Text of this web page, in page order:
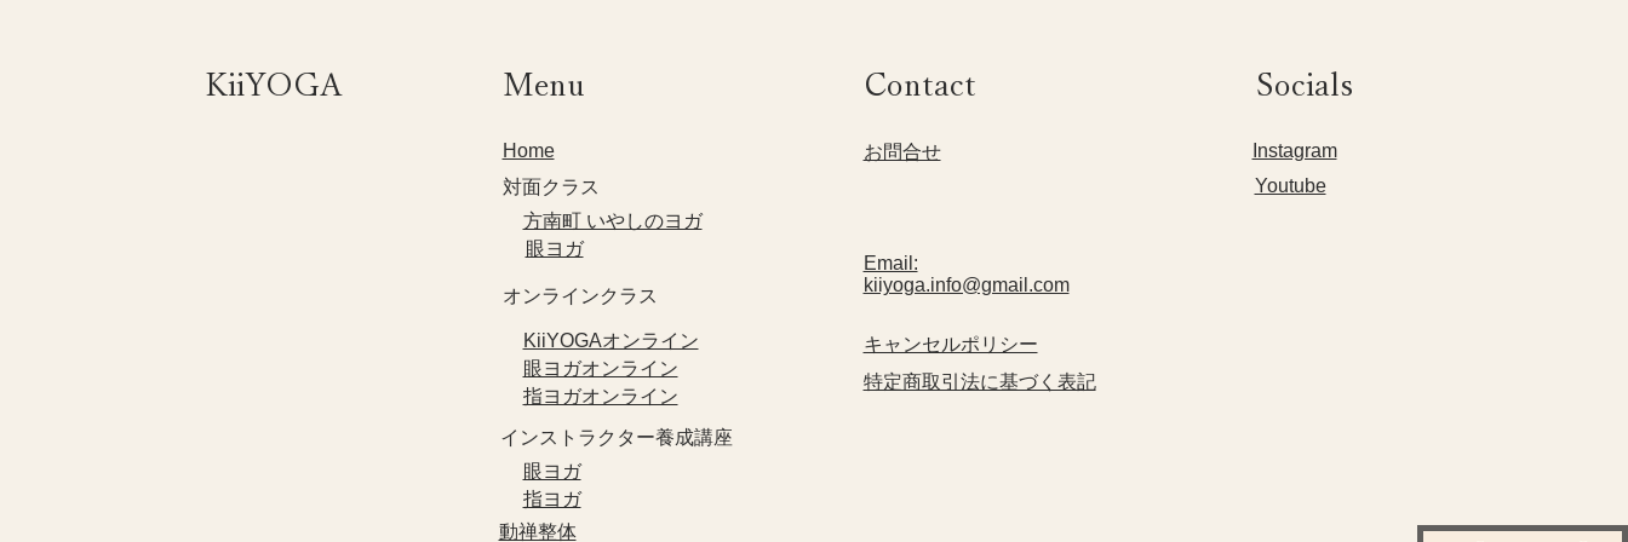
​KiiYOGA Menu
Home
対面クラス​
​方南町 いやしのヨガ
​眼ヨガ
​オンラインクラス
​KiiYOGAオンライン
​眼ヨガオンライン
​指ヨガオンライン
​インストラクター養成講座
​眼ヨガ
​指ヨガ
​動禅整体
Contact
​お問合せ
Email:
kiiyoga.info@gmail.com
​キャンセルポリシー
特定商取引法に基づく表記
Socials
​Instagram
Youtube